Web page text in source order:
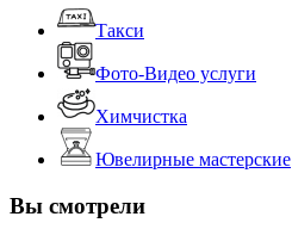
Такси
Фото-Видео услуги
Химчистка
Ювелирные мастерские
Вы смотрели